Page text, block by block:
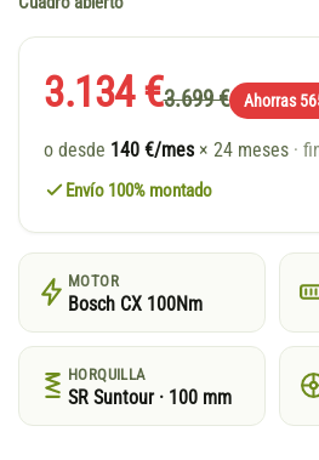
3.134 €3.699 € Ahorras
o desde 140 €/mes × 24 meses ·
Envío 100% montado
MOTOR
Bosch CX 100Nm
HORQUILLA
SR Suntour · 100 mm